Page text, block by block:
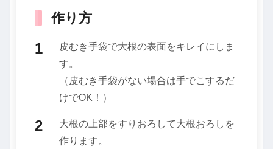
作り方
皮むき手袋で大根の表面をキレイにしま
す。
（皮むき手袋がない場合は手でこするだ
けでOK！）
大根の上部をすりおろして大根おろしを
作ります。